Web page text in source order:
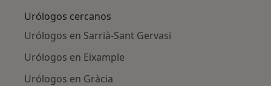
Urólogos cercanos
Urólogos en Sarrià-Sant Gervasi
Urólogos en Eixample
Urólogos en Gràcia